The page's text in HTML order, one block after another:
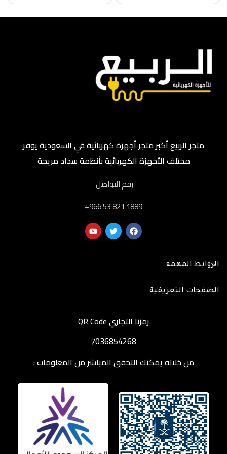
متجر الربيع أكبر متجر أجهزة كهربائية في السعودية يوفر
مختلف الأجهزة الكهربائية بأنظمة سداد مريحة
رقم التواصل
‎+966 53 821 1889
الروابط المهمة
الصفحات التعريفية
رمزنا التجاري QR Code
7036854268
من خلاله يمكنك التحقق المباشر من المعلومات :